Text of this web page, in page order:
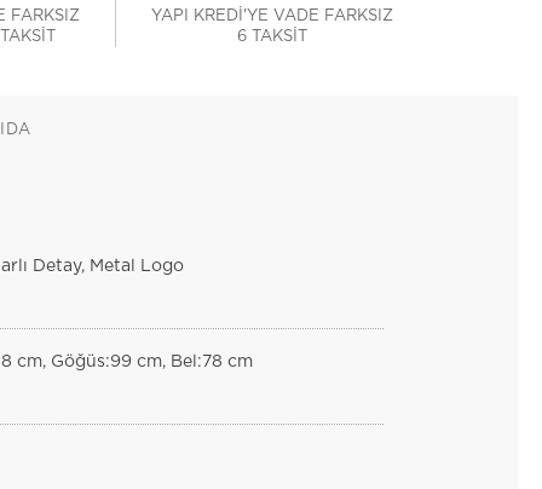
FARKSIZ
YAPI KREDİ'YE VADE FARKSIZ
6 TAKSİT
Detay, Metal Logo
cm, Göğüs:99 cm, Bel:78 cm